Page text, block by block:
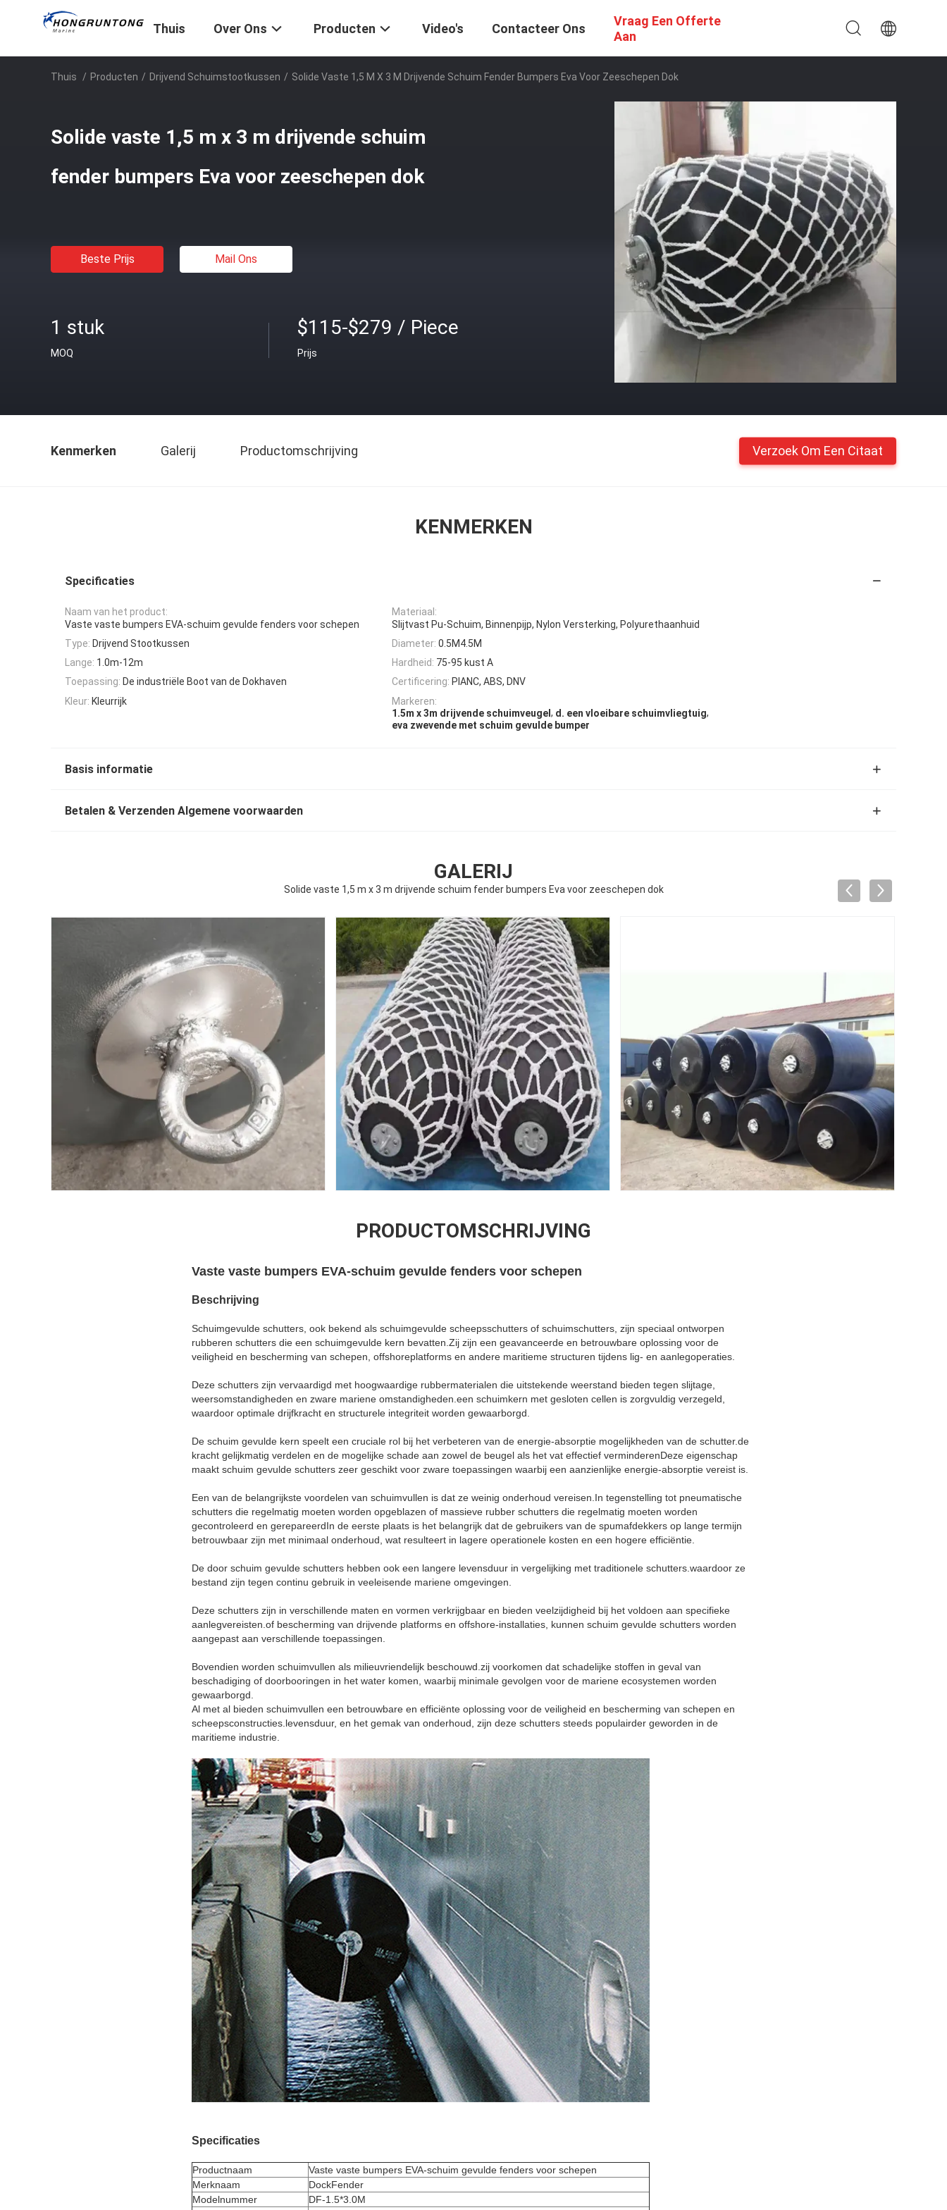
Thuis Over Ons Producten Video's Contacteer Ons
Vraag Een Offerte
Aan
Thuis / Producten / Drijvend Schuimstootkussen / Solide Vaste 1,5 M X 3 M Drijvende Schuim Fender Bumpers Eva Voor Zeeschepen Dok
Solide vaste 1,5 m x 3 m drijvende schuim
fender bumpers Eva voor zeeschepen dok
Beste Prijs Mail Ons
1 stuk
MOQ
$115-$279 / Piece
Prijs
Kenmerken Galerij Productomschrijving Verzoek Om Een Citaat
KENMERKEN
Specificaties
Naam van het product:
Vaste vaste bumpers EVA-schuim gevulde fenders voor schepen
Materiaal:
Slijtvast Pu-Schuim, Binnenpijp, Nylon Versterking, Polyurethaanhuid
Type: Drijvend Stootkussen Diameter: 0.5M4.5M
Lange: 1.0m-12m Hardheid: 75-95 kust A
Toepassing: De industriële Boot van de Dokhaven Certificering: PIANC, ABS, DNV
Kleur: Kleurrijk
Markeren:
1.5m x 3m drijvende schuimveugel , d. een vloeibare schuimvliegtuig,
eva zwevende met schuim gevulde bumper
Basis informatie
Betalen & Verzenden Algemene voorwaarden
GALERIJ
Solide vaste 1,5 m x 3 m drijvende schuim fender bumpers Eva voor zeeschepen dok
PRODUCTOMSCHRIJVING
Vaste vaste bumpers EVA-schuim gevulde fenders voor schepen
Beschrijving
Schuimgevulde schutters, ook bekend als schuimgevulde scheepsschutters of schuimschutters, zijn speciaal ontworpen
rubberen schutters die een schuimgevulde kern bevatten.Zij zijn een geavanceerde en betrouwbare oplossing voor de
veiligheid en bescherming van schepen, offshoreplatforms en andere maritieme structuren tijdens lig- en aanlegoperaties.
Deze schutters zijn vervaardigd met hoogwaardige rubbermaterialen die uitstekende weerstand bieden tegen slijtage,
weersomstandigheden en zware mariene omstandigheden.een schuimkern met gesloten cellen is zorgvuldig verzegeld,
waardoor optimale drijfkracht en structurele integriteit worden gewaarborgd.
De schuim gevulde kern speelt een cruciale rol bij het verbeteren van de energie-absorptie mogelijkheden van de schutter.de
kracht gelijkmatig verdelen en de mogelijke schade aan zowel de beugel als het vat effectief verminderenDeze eigenschap
maakt schuim gevulde schutters zeer geschikt voor zware toepassingen waarbij een aanzienlijke energie-absorptie vereist is.
Een van de belangrijkste voordelen van schuimvullen is dat ze weinig onderhoud vereisen.In tegenstelling tot pneumatische
schutters die regelmatig moeten worden opgeblazen of massieve rubber schutters die regelmatig moeten worden
gecontroleerd en gerepareerdIn de eerste plaats is het belangrijk dat de gebruikers van de spumafdekkers op lange termijn
betrouwbaar zijn met minimaal onderhoud, wat resulteert in lagere operationele kosten en een hogere efficiëntie.
De door schuim gevulde schutters hebben ook een langere levensduur in vergelijking met traditionele schutters.waardoor ze
bestand zijn tegen continu gebruik in veeleisende mariene omgevingen.
Deze schutters zijn in verschillende maten en vormen verkrijgbaar en bieden veelzijdigheid bij het voldoen aan specifieke
aanlegvereisten.of bescherming van drijvende platforms en offshore-installaties, kunnen schuim gevulde schutters worden
aangepast aan verschillende toepassingen.
Bovendien worden schuimvullen als milieuvriendelijk beschouwd.zij voorkomen dat schadelijke stoffen in geval van
beschadiging of doorbooringen in het water komen, waarbij minimale gevolgen voor de mariene ecosystemen worden
gewaarborgd.
Al met al bieden schuimvullen een betrouwbare en efficiënte oplossing voor de veiligheid en bescherming van schepen en
scheepsconstructies.levensduur, en het gemak van onderhoud, zijn deze schutters steeds populairder geworden in de
maritieme industrie.
Specificaties
Productnaam
Vaste vaste bumpers EVA-schuim gevulde fenders voor schepen
Merknaam
DockFender
Modelnummer
DF-1.5*3.0M